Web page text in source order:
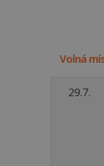
Volná
29.7.